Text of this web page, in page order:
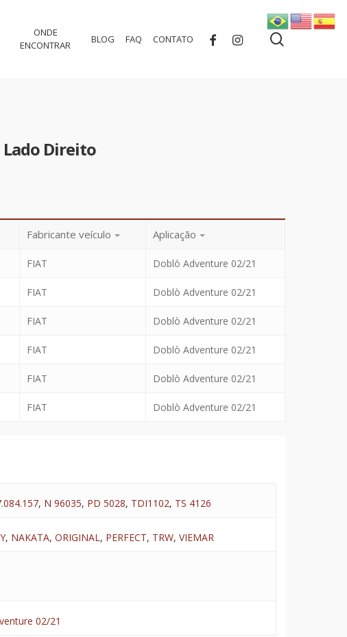
ONDE
ENCONTRAR
BLOG FAQ CONTATO FACEBOOKINSTAGRAM
Direito
Fabricante veículo Aplicação
FIAT Doblò Adventure 02/21
FIAT Doblò Adventure 02/21
FIAT Doblò Adventure 02/21
FIAT Doblò Adventure 02/21
FIAT Doblò Adventure 02/21
FIAT Doblò Adventure 02/21
, N 96035, PD 5028, TDI1102, TS 4126
, NAKATA, ORIGINAL, PERFECT, TRW, VIEMAR
02/21